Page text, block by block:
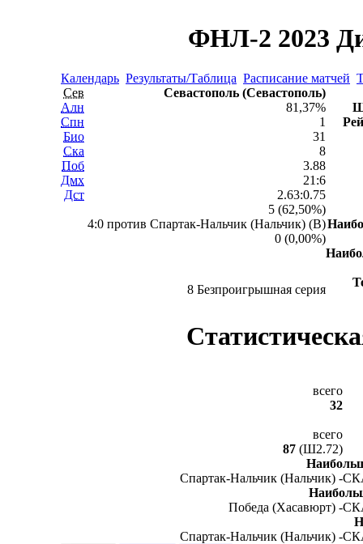
ФНЛ-2 2023
Календарь Результаты/Таблица Расписание матчей
Сев
Алн
Спн
Био
Ска
Поб
Дмх
Дст
Севастополь (Севастополь)
81,37%
1
31
8
3.88
21:6
2.63:0.75
5 (62,50%)
4:0 против Спартак-Нальчик (Нальчик) (В)
0 (0,00%)
8 Безпроигрышная серия
всего
32
всего
87(Ш2.72)
Спартак-Нальчик (Нальчик) -
Победа (Хасавюрт) -
Спартак-Нальчик (Нальчик) -